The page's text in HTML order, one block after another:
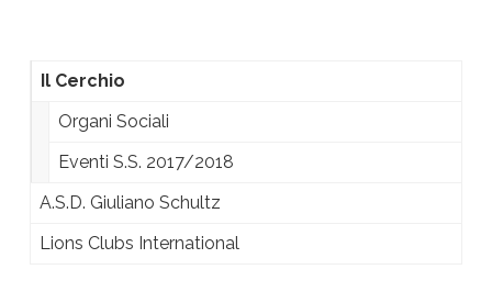
Il Cerchio
Organi Sociali
Eventi S.S. 2017/2018
A.S.D. Giuliano Schultz
Lions Clubs International